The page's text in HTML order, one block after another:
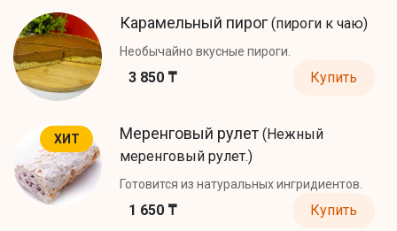
Карамельный пирог (пироги к чаю)
Необычайно вкусные пироги.
3 850 ₸ Купить
ХИТ Меренговый рулет (Нежный
меренговый рулет.)
Готовится из натуральных ингридиентов.
1 650 ₸ Купить